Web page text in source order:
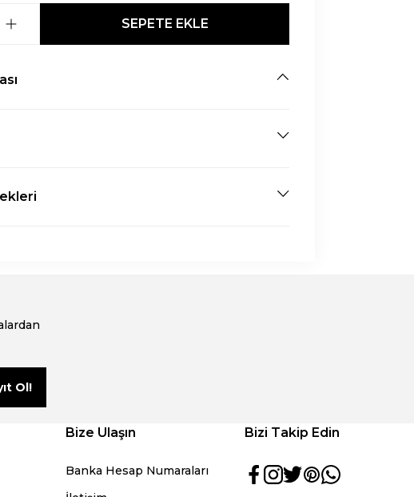
SEPETE EKLE
Ol!
Bize Ulaşın
Banka Hesap Numaraları
Bizi Takip Edin